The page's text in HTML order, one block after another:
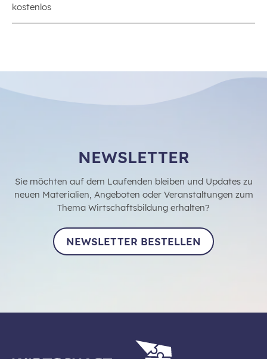
kostenlos
NEWSLETTER
Sie möchten auf dem Laufenden bleiben und Updates zu
neuen Materialien, Angeboten oder Veranstaltungen zum
Thema Wirtschaftsbildung erhalten?
NEWSLETTER BESTELLEN